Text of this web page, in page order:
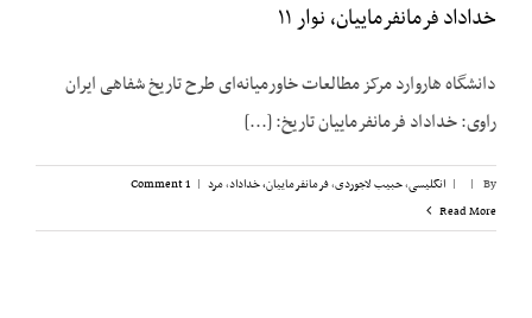
خداداد فرمانفرماییان، نوار ۱۱
دانشگاه هاروارد مرکز مطالعات خاورمیانه‌ای طرح تاریخ شفاهی ایران
راوی: خداداد فرمانفرماییان تاریخ: [...]
By
|
| انگلیسی,حبیب لاجوردی,فرمانفرماییان، خداداد,مرد |
1 Comment
Read More